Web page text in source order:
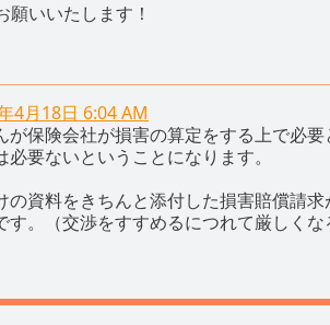
願いいたします！
4月18日 6:04 AM
が保険会社が損害の算定をする上で必
要ないということになります。
の資料をきちんと添付した損害賠償請
す。（交渉をすすめるにつれて厳しくな